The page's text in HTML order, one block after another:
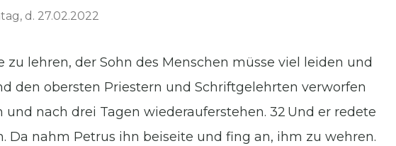
d. 27.02.2022
zu lehren, der Sohn des Menschen müsse viel leiden und
den obersten Priestern und Schriftgelehrten verworfen
nach drei Tagen wiederauferstehen. 32 Und er redete
Da nahm Petrus ihn beiseite und fing an, ihm zu wehren.